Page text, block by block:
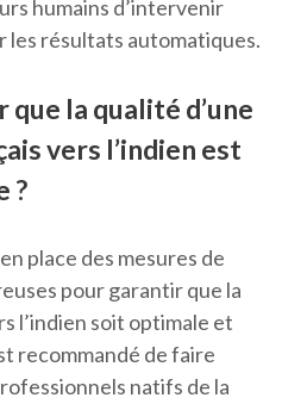
humains d’intervenir
résultats automatiques.
que la qualité d’une
vers l’indien est
?
place des mesures de
pour garantir que la
l’indien soit optimale et
recommandé de faire
natifs de la